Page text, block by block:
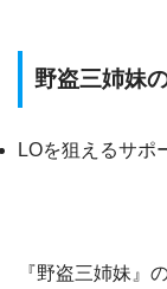
野盗三姉妹
LOを狙えるサポ
『野盗三姉妹』